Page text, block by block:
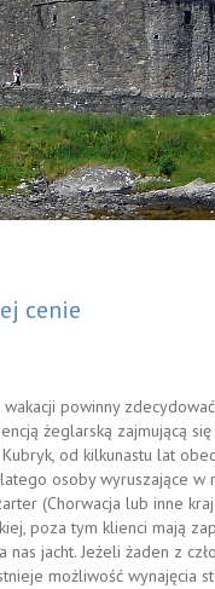
cenie
powinny
żeglarską zajmującą
od kilkunastu lat
osoby wyruszające
(Chorwacja lub inne
poza tym klienci mają
jacht. Jeżeli żaden z
możliwość wynajęcia